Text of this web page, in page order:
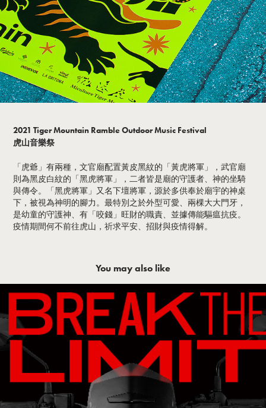
2021 Tiger Mountain Ramble Outdoor Music Festival
虎山音樂祭
「虎爺」有兩種，文官廟配置黃皮黑紋的「黃虎將軍」，武官廟
則為黑皮白紋的「黑虎將軍」，二者皆是廟的守護者、神的坐騎
與傳令。「黑虎將軍」又名下壇將軍，源於多供奉於廟宇的神桌
下，被視為神明的腳力。最特別之於外型可愛、兩棵大大門牙，
是幼童的守護神、有「咬錢」旺財的職責、並據傳能驅瘟抗疫。
疫情期間何不前往虎山，祈求平安、招財與疫情得解。
You may also like